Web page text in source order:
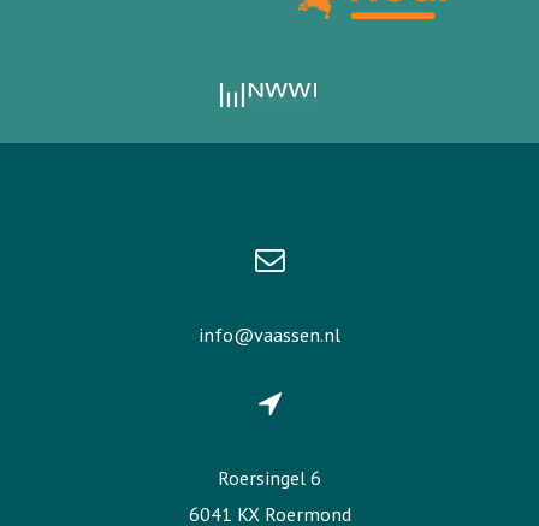
info@vaassen.nl
Roersingel 6
6041 KX Roermond